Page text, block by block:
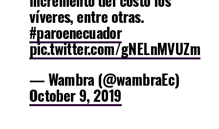
víveres, entre otras.
#paroenecuador
pic.twitter.com/gNELnMVUZm
— Wambra (@wambraEc)
October 9, 2019